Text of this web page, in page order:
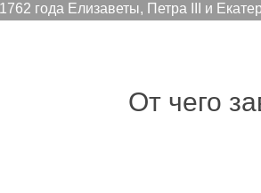
года Елизаветы, Петра III и
От чего